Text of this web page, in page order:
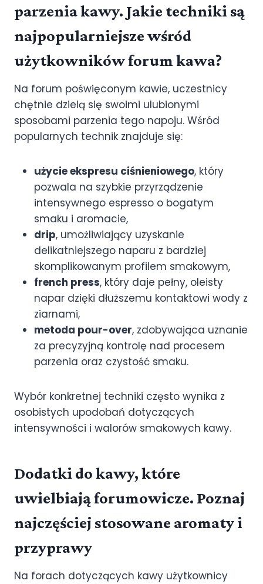
parzenia kawy. Jakie techniki są
najpopularniejsze wśród
użytkowników forum kawa?
Na forum poświęconym kawie, uczestnicy
chętnie dzielą się swoimi ulubionymi
sposobami parzenia tego napoju. Wśród
popularnych technik znajduje się:
użycie ekspresu ciśnieniowego, który
pozwala na szybkie przyrządzenie
intensywnego espresso o bogatym
smaku i aromacie,
drip, umożliwiający uzyskanie
delikatniejszego naparu z bardziej
skomplikowanym profilem smakowym,
french press, który daje pełny, oleisty
napar dzięki dłuższemu kontaktowi wody z
ziarnami,
metoda pour-over, zdobywająca uznanie
za precyzyjną kontrolę nad procesem
parzenia oraz czystość smaku.
Wybór konkretnej techniki często wynika z
osobistych upodobań dotyczących
intensywności i walorów smakowych kawy.
Dodatki do kawy, które
uwielbiają forumowicze. Poznaj
najczęściej stosowane aromaty i
przyprawy
Na forach dotyczących kawy użytkownicy